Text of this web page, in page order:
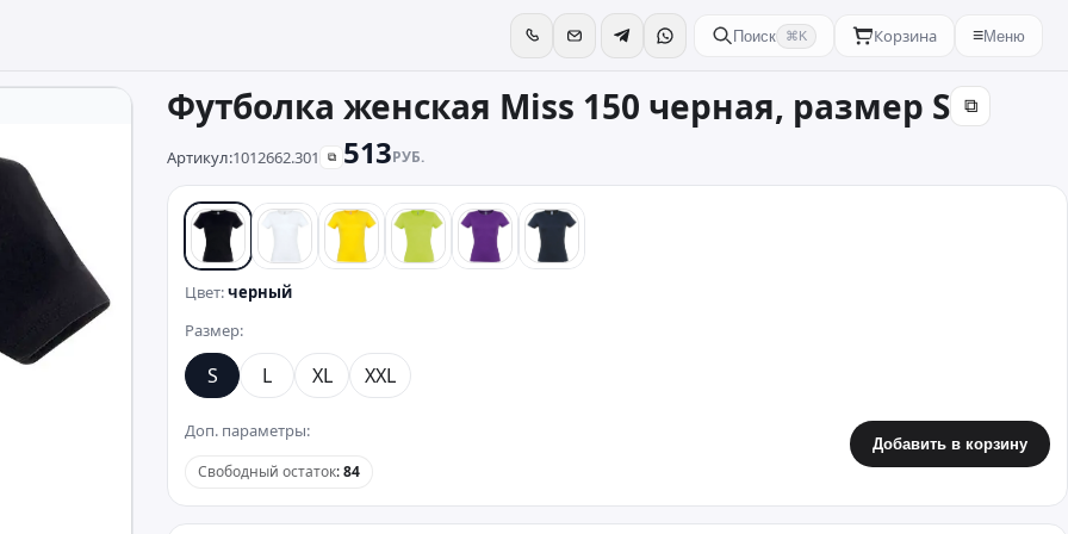
Поиск ⌘K Корзина ≡Меню
Футболка женская Miss 150 черная, размер S ⧉
Артикул:1012662.301 ⧉ 513РУБ.
черный белый желтый зеленыйфиолетовый
синий
Цвет:черный
Размер:
S L XL XXL
Доп. параметры:
Свободный остаток:84
Добавить в корзину